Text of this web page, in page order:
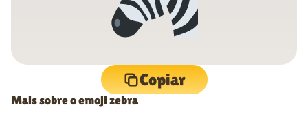
Copiar
Mais sobre o emoji zebra